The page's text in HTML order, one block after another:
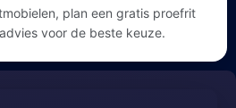
plan een gratis proefrit
voor de beste keuze.